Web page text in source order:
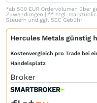
*ab 500 EUR Ordervolumen über
Zuwendungen | ** zzgl.
Steuern und ggf. SEC Gebühr
Hercules Metals günstig
Kostenvergleich pro Trade bei
Handelsplatz
Broker